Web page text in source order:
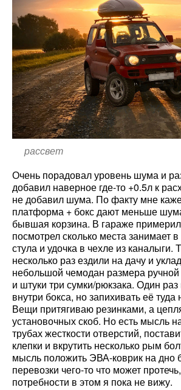
рассвет
Очень порадовал уровень шума и
добавил наверное где-то +0.5л к
не добавил шума. По факту мне
платформа + бокс дают меньше
бывшая корзина. В гараже примерил
посмотрел сколько места занимает
стула и удочка в чехле из каналыги.
несколько раз ездили на дачу и
небольшой чемодан размера
и штуки три сумки/рюкзака. Один раз
внутри бокса, но запихивать её туда
Вещи притягиваю резинками, а
установочных скоб. Но есть мысль
трубах жесткости отверстий,
клепки и вкрутить несколько рым
мысль положить ЭВА-коврик на дно
перевозки чего-то что может
потребности в этом я пока не вижу.